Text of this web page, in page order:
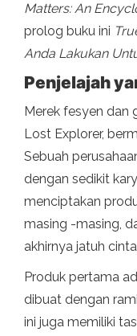
Matters: An
prolog buku ini
Anda Lakukan
Penjelajah
Merek fesyen dan
Lost Explorer,
Sebuah
dengan sedikit
menciptakan
masing -masing,
akhirnya jatuh
Produk pertama
dibuat dengan
ini juga memiliki